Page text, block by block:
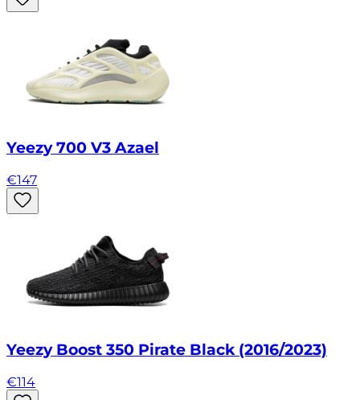
Yeezy 700 V3 Azael
€147
Yeezy Boost 350 Pirate Black (2016/2023)
€114